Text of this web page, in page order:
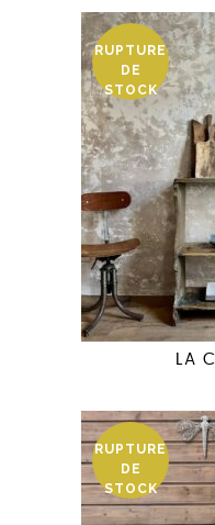
RUPTURE
DE
STOCK
LA
RUPTURE
DE
STOCK